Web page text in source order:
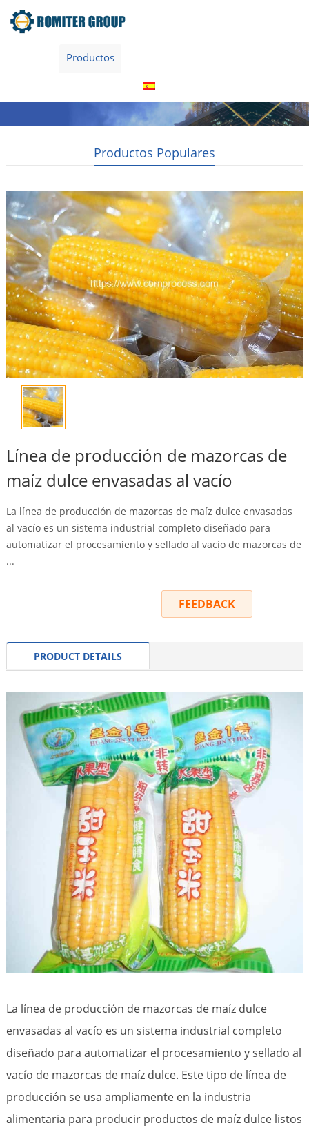
Productos
Productos Populares
Línea de producción de mazorcas de
maíz dulce envasadas al vacío
La línea de producción de mazorcas de maíz dulce envasadas
al vacío es un sistema industrial completo diseñado para
automatizar el procesamiento y sellado al vacío de mazorcas de
...
FEEDBACK
PRODUCT DETAILS
La línea de producción de mazorcas de maíz dulce
envasadas al vacío es un sistema industrial completo
diseñado para automatizar el procesamiento y sellado al
vacío de mazorcas de maíz dulce. Este tipo de línea de
producción se usa ampliamente en la industria
alimentaria para producir productos de maíz dulce listos